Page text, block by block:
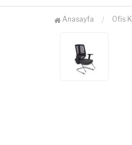
Anasayfa Ofis